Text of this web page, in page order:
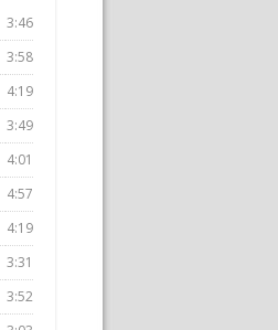
3:46
3:58
4:19
3:49
4:01
4:57
4:19
3:31
3:52